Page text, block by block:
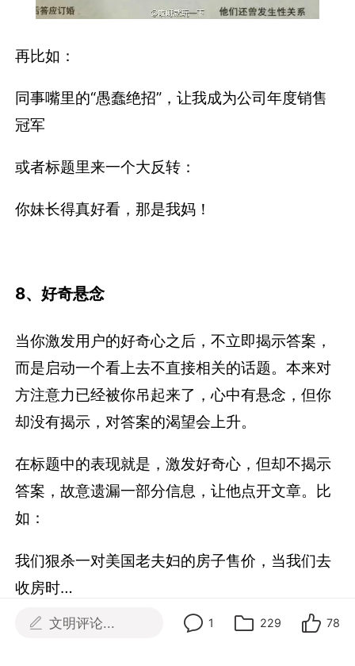
再比如：
同事嘴里的“愚蠢绝招”，让我成为公司年度销售
冠军
或者标题里来一个大反转：
你妹长得真好看，那是我妈！
8、好奇悬念
当你激发用户的好奇心之后，不立即揭示答案，
而是启动一个看上去不直接相关的话题。本来对
方注意力已经被你吊起来了，心中有悬念，但你
却没有揭示，对答案的渴望会上升。
在标题中的表现就是，激发好奇心，但却不揭示
答案，故意遗漏一部分信息，让他点开文章。比
如：
我们狠杀一对美国老夫妇的房子售价，当我们去
收房时…
那些只展示三天朋友圈的人，他们失去了…
文明评论... 1 229 78